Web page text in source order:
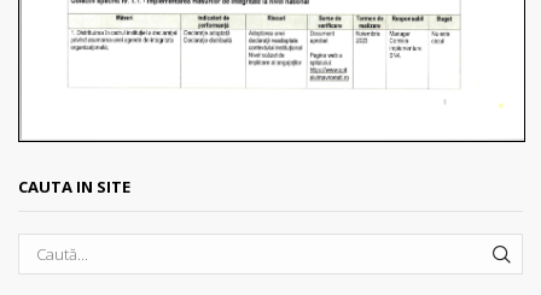
CAUTA IN SITE